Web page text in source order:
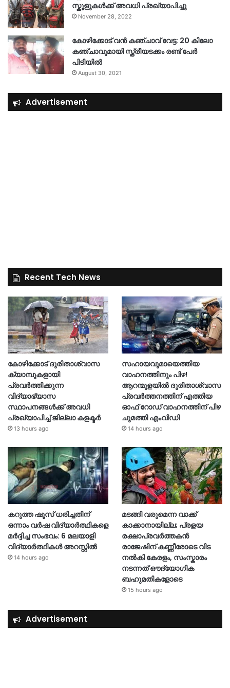
സ്കൂളുകൾക്ക് അവധി പ്രഖ്യാപിച്ചു
November 28, 2022
കോഴിക്കോട് വൻ കഞ്ചാവ് വേട്ട: 20 കിലോ
കഞ്ചാവുമായി സ്ത്രീയടക്കം രണ്ട് പേർ
പിടിയിൽ
August 30, 2021
Advertisement
Recent Tech News
കോഴിക്കോട് ദുരിതാശ്വാസ
ക്യാമ്പുകളായി
പ്രവര്‍ത്തിക്കുന്ന
വിദ്യാഭ്യാസ
സ്ഥാപനങ്ങള്‍ക്ക് അവധി
പ്രഖ്യാപിച്ച് ജില്ലാ കളക്ടർ
13 hours ago
സഹായവുമായെത്തിയ
വാഹനത്തിനും പിഴ!
ആറന്മുളയില്‍ ദുരിതാശ്വാസ
പ്രവര്‍ത്തനത്തിന് എത്തിയ
ഓഫ് റോഡ് വാഹനത്തിന് പിഴ
ചുമത്തി എംവിഡി
14 hours ago
കറുത്ത ഷൂസ് ധരിച്ചതിന്
ഒന്നാം വർഷ വിദ്യാർത്ഥികളെ
മർദ്ദിച്ച സംഭവം: 6 മലയാളി
വിദ്യാർത്ഥികൾ അറസ്റ്റിൽ
14 hours ago
മടങ്ങി വരുമെന്ന വാക്ക്
കാക്കാനായില്ല; പ്രളയ
രക്ഷാപ്രവർത്തകൻ
രാജേഷിന് കണ്ണീരോടെ വിട
നൽകി കേരളം, സംസ്കാരം
നടന്നത് ഔദ്യോ​ഗിക
ബഹുമതികളോടെ
15 hours ago
Advertisement